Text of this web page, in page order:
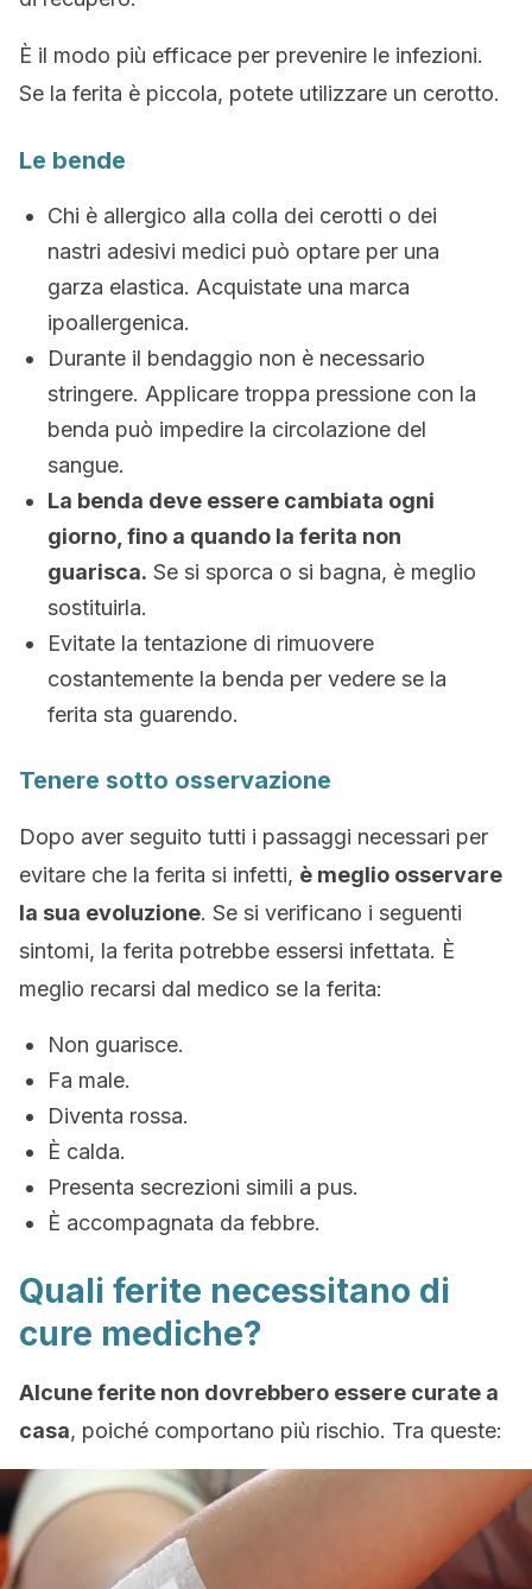
È il modo più efficace per prevenire le infezioni.
Se la ferita è piccola, potete utilizzare un cerotto.
Le bende
Chi è allergico alla colla dei cerotti o dei
nastri adesivi medici può optare per una
garza elastica. Acquistate una marca
ipoallergenica.
Durante il bendaggio non è necessario
stringere. Applicare troppa pressione con la
benda può impedire la circolazione del
sangue.
La benda deve essere cambiata ogni
giorno, fino a quando la ferita non
guarisca. Se si sporca o si bagna, è meglio
sostituirla.
Evitate la tentazione di rimuovere
costantemente la benda per vedere se la
ferita sta guarendo.
Tenere sotto osservazione
Dopo aver seguito tutti i passaggi necessari per
evitare che la ferita si infetti, è meglio osservare
la sua evoluzione. Se si verificano i seguenti
sintomi, la ferita potrebbe essersi infettata. È
meglio recarsi dal medico se la ferita:
Non guarisce.
Fa male.
Diventa rossa.
È calda.
Presenta secrezioni simili a pus.
È accompagnata da febbre.
Quali ferite necessitano di
cure mediche?
Alcune ferite non dovrebbero essere curate a
casa, poiché comportano più rischio. Tra queste: